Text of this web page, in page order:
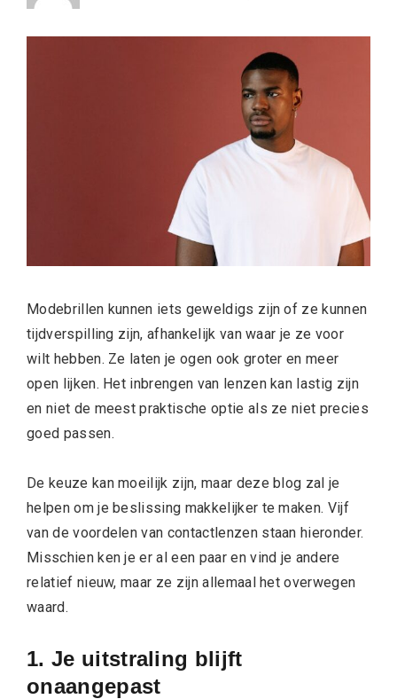
Modebrillen kunnen iets geweldigs zijn of ze kunnen
tijdverspilling zijn, afhankelijk van waar je ze voor
wilt hebben. Ze laten je ogen ook groter en meer
open lijken. Het inbrengen van lenzen kan lastig zijn
en niet de meest praktische optie als ze niet precies
goed passen.
De keuze kan moeilijk zijn, maar deze blog zal je
helpen om je beslissing makkelijker te maken. Vijf
van de voordelen van contactlenzen staan hieronder.
Misschien ken je er al een paar en vind je andere
relatief nieuw, maar ze zijn allemaal het overwegen
waard.
1. Je uitstraling blijft
onaangepast